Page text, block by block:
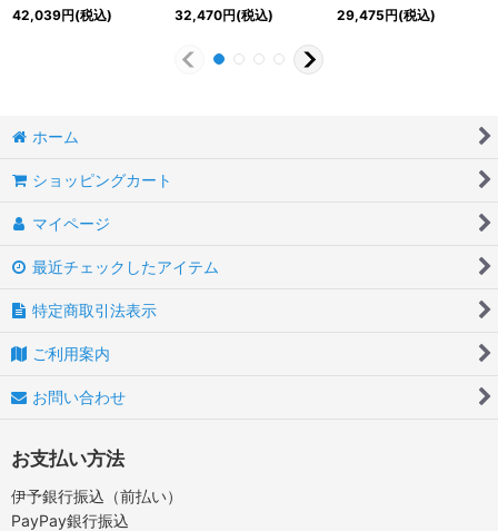
42,039円(税込)
32,470円(税込)
29,475円(税込)
ホーム
ショッピングカート
マイページ
最近チェックしたアイテム
特定商取引法表示
ご利用案内
お問い合わせ
お支払い方法
伊予銀行振込（前払い）
PayPay銀行振込